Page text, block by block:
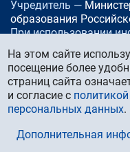
Учредитель —
образования
При использовании
www.
susu.ru
Россия, 454080
Тел./факс:+7 (351)
E-mail:info@susu.ru
Управление
коммуникаций:
Техподдержка сайта:
На этом сайте
посещение более
страниц сайта
и согласие с
персональных данных.
Дополнительная